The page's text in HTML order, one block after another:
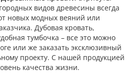
видов древесины всегда
новых модных веяний или
Дубовая кровать,
тумбочка – все это можно
или же заказать эксклюзивный
проекту. С нашей продукцией
качества жизни.